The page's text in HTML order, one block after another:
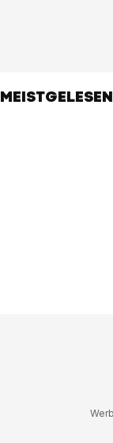
MEISTGELESEN